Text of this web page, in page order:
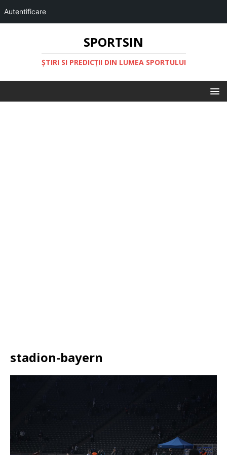
Autentificare
SPORTSIN
ŞTIRI SI PREDICŢII DIN LUMEA SPORTULUI
stadion-bayern